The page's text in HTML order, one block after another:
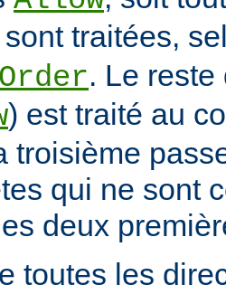
traitées,
Order. Le
) est traité au
troisième
qui ne sont
deux
toutes les